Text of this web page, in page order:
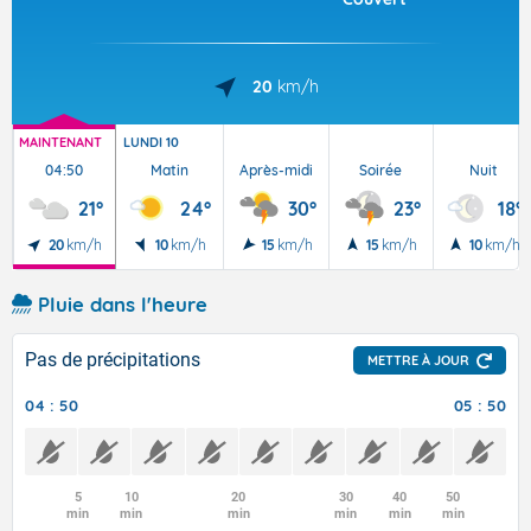
20 km/h
MAINTENANT
04:50
21°
20 km/h
LUNDI 10
Matin
24°
10 km/h
Après-midi
30°
15 km/h
Soirée
23°
15 km/h
Nuit
18°
10 km/h
Pluie dans l'heure
Pas de précipitations METTRE À JOUR
04 : 50 05 : 50
5
min
10
min
20
min
30
min
40
min
50
min